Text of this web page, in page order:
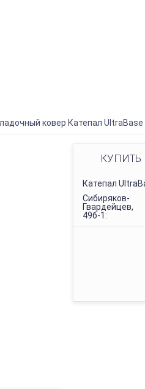
ковер Катепал
КУПИТЬ
Катепал
Сибиряков-
Гвардейцев,
49б-1: